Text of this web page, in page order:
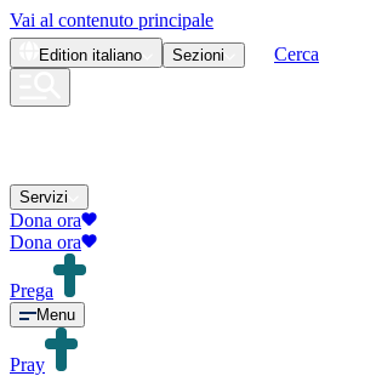
Vai al contenuto principale
Edition italiano Sezioni Cerca
Servizi
Dona ora
Dona ora
Prega
Menu
Pray